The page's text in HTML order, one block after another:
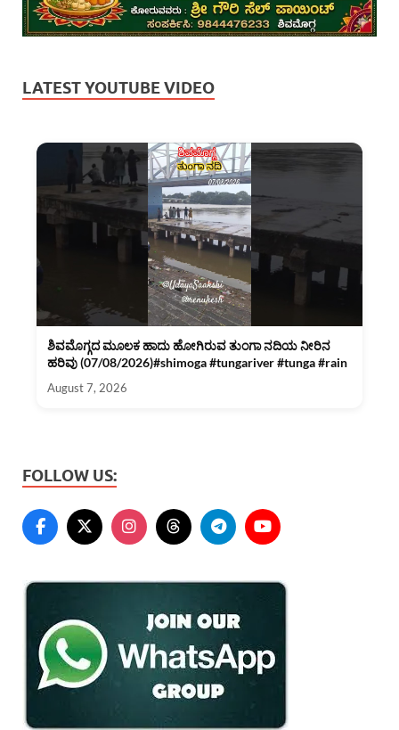
LATEST YOUTUBE VIDEO
ಶಿವಮೊಗ್ಗದ ಮೂಲಕ ಹಾದು ಹೋಗಿರುವ ತುಂಗಾ ನದಿಯ ನೀರಿನ
ಹರಿವು (07/08/2026)#shimoga #tungariver #tunga #rain
August 7, 2026
FOLLOW US: